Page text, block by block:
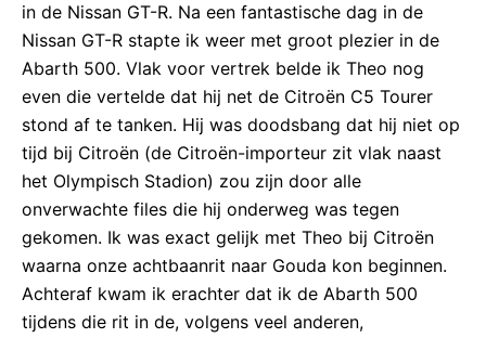
in de Nissan GT-R. Na een fantastische dag in de
Nissan GT-R stapte ik weer met groot plezier in de
Abarth 500. Vlak voor vertrek belde ik Theo nog
even die vertelde dat hij net de Citroën C5 Tourer
stond af te tanken. Hij was doodsbang dat hij niet op
tijd bij Citroën (de Citroën-importeur zit vlak naast
het Olympisch Stadion) zou zijn door alle
onverwachte files die hij onderweg was tegen
gekomen. Ik was exact gelijk met Theo bij Citroën
waarna onze achtbaanrit naar Gouda kon beginnen.
Achteraf kwam ik erachter dat ik de Abarth 500
tijdens die rit in de, volgens veel anderen,